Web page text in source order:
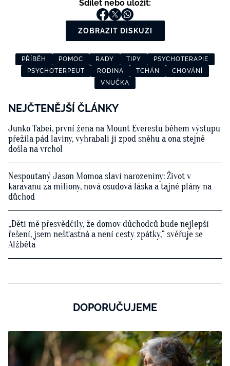
Sdílet nebo uložit:
ZOBRAZIT DISKUZI
PŘÍBĚH POMOC RADY TIPY
PSYCHOTERAPIE
PSYCHOTERPEUT
RODINA TCHÁN
CHOVÁNÍ
VNUČKA
NEJČTENĚJŠÍ ČLÁNKY
Junko Tabei, první žena na Mount Everestu během výstupu
přežila pád laviny, vyhrabali ji zpod sněhu a ona stejně
došla na vrchol
Nespoutaný Jason Momoa slaví narozeniny: Život v
karavanu za miliony, nová osudová láska a tajné plány na
důchod
„Děti mě přesvědčily, že domov důchodců bude nejlepší
řešení, jsem nešťastná a není cesty zpátky,“ svěřuje se
Alžběta
DOPORUČUJEME